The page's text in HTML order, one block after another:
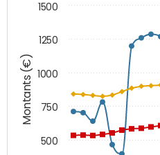
Montants (€)
500
750
1000
1250
1500